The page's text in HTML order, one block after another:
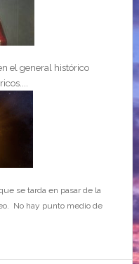
el general histórico
se tarda en pasar de la
No hay punto medio de